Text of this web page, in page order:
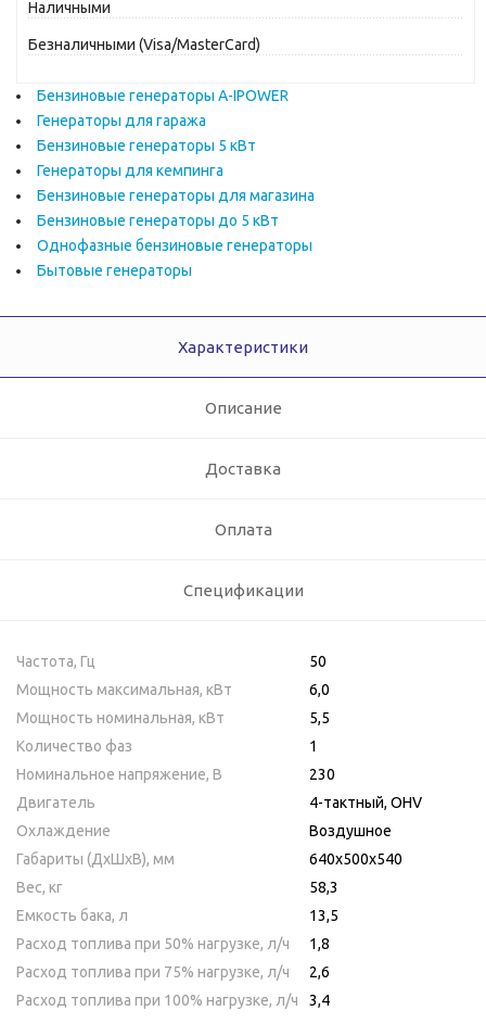
Наличными
Безналичными (Visa/MasterCard)
Бензиновые генераторы A-IPOWER
Генераторы для гаража
Бензиновые генераторы 5 кВт
Генераторы для кемпинга
Бензиновые генераторы для магазина
Бензиновые генераторы до 5 кВт
Однофазные бензиновые генераторы
Бытовые генераторы
Характеристики
Описание
Доставка
Оплата
Спецификации
Частота, Гц
50
Мощность максимальная, кВт
6,0
Мощность номинальная, кВт
5,5
Количество фаз
1
Номинальное напряжение, В
230
Двигатель
4-тактный, OHV
Охлаждение
Воздушное
Габариты (ДхШхВ), мм
640х500х540
Вес, кг
58,3
Емкость бака, л
13,5
Расход топлива при 50% нагрузке, л/ч
1,8
Расход топлива при 75% нагрузке, л/ч
2,6
Расход топлива при 100% нагрузке, л/ч
3,4